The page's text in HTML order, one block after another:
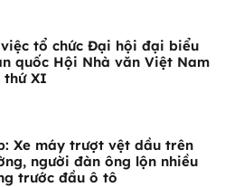
tổ chức Đại hội đại biểu
quốc Hội Nhà văn Việt Nam
thứ XI
Xe máy trượt vệt dầu trên
người đàn ông lộn nhiều
trước đầu ô tô